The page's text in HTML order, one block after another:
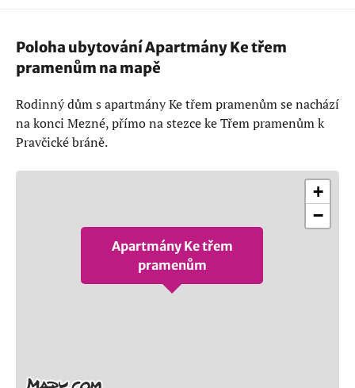
Poloha ubytování Apartmány Ke třem
pramenům na mapě
Rodinný dům s apartmány Ke třem pramenům se nachází
na konci Mezné, přímo na stezce ke Třem pramenům k
Pravčické bráně.
Apartmány Ke třem
pramenům
+
−